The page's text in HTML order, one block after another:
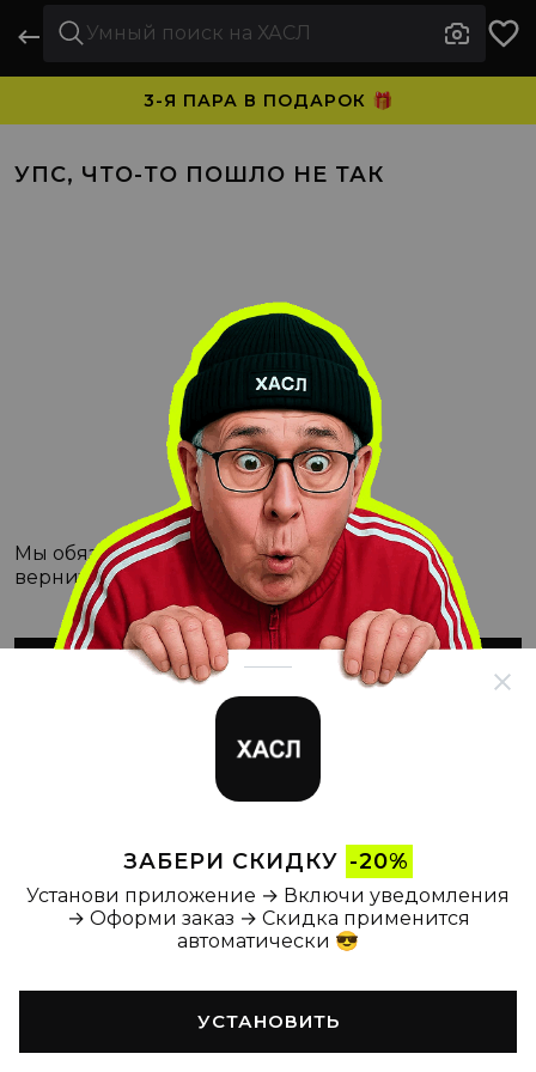
ЗАБЕРИ СКИДКУ -20%
Установи приложение → Включи уведомления
→ Оформи заказ → Скидка применится
автоматически 😎
УСТАНОВИТЬ
3-Я ПАРА В ПОДАРОК 🎁
УПС, ЧТО-ТО ПОШЛО НЕ ТАК
Мы обязательно с этим разберёмся, а пока
вернитесь на Главную
ВЕРНУТЬСЯ НА ГЛАВНУЮ
Главная Каталог Корзина Новости Профиль